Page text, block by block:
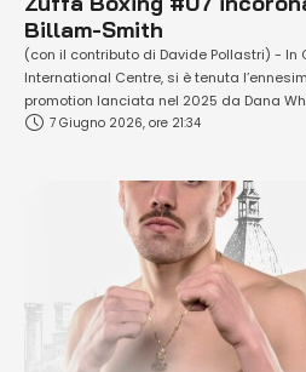
Billam-Smith
(con il contributo di Davide Pollastri) - In
International Centre, si è tenuta
promotion lanciata nel 2025 da Dana
event Chris 'The Gentleman' Billam-Smith
7 Giugno 2026, ore 21:34